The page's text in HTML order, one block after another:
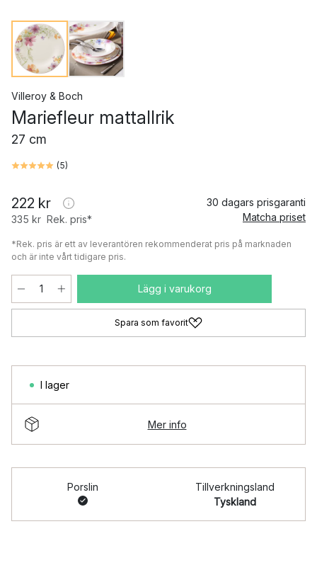
Villeroy & Boch
Mariefleur mattallrik
27 cm
(5)
222 kr
335 kr Rek. pris*
30 dagars prisgaranti
Matcha priset
*Rek. pris är ett av leverantören rekommenderat pris på marknaden
och är inte vårt tidigare pris.
Lägg i varukorg
Spara som favorit
I lager
Mer info
Porslin
Tillverkningsland
Tyskland